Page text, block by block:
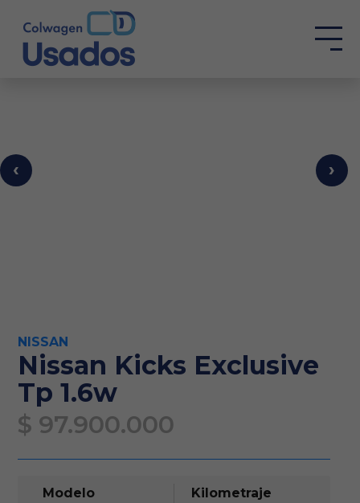
‹ ›
NISSAN
Nissan Kicks Exclusive
Tp 1.6w
$ 97.900.000
Modelo
Kilometraje